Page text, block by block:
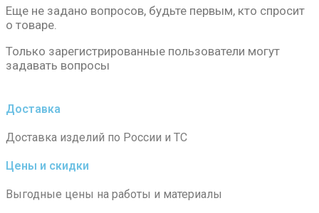
Еще не задано вопросов, будьте первым, кто спросит
о товаре.
Только зарегистрированные пользователи могут
задавать вопросы
Доставка
Доставка изделий по России и ТС
Цены и скидки
Выгодные цены на работы и материалы